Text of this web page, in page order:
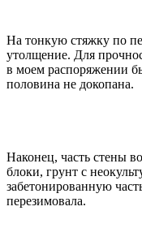
На тонкую стяжку по
утолщение. Для
в моем распоряжении
половина не докопана.
Наконец, часть стены
блоки, грунт с
забетонированную
перезимовала.